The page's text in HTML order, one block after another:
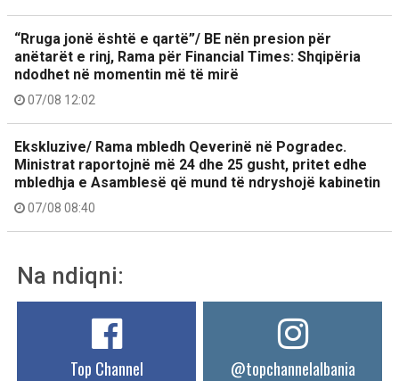
“Rruga jonë është e qartë”/ BE nën presion për
anëtarët e rinj, Rama për Financial Times: Shqipëria
ndodhet në momentin më të mirë
07/08 12:02
Ekskluzive/ Rama mbledh Qeverinë në Pogradec.
Ministrat raportojnë më 24 dhe 25 gusht, pritet edhe
mbledhja e Asamblesë që mund të ndryshojë kabinetin
07/08 08:40
Na ndiqni:
Top Channel @topchannelalbania